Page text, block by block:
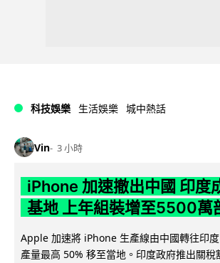
科技娛樂 生活娛樂 城中熱話
Vin 3 小時
iPhone 加速撤出中國 印度
基地 上年組裝增至5500萬
Apple 加速將 iPhone 生產線由中國轉往印
產量最高 50% 移至當地。印度政府推出關稅